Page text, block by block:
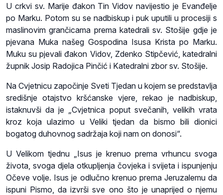
U crkvi sv. Marije đakon Tin Vidov navijestio je Evanđelje
po Marku. Potom su se nadbiskup i puk uputili u procesiji s
maslinovim grančicama prema katedrali sv. Stošije gdje je
pjevana Muka našeg Gospodina Isusa Krista po Marku.
Muku su pjevali đakon Vidov, Zdenko Stipčević, katedralni
župnik Josip Radojica Pinčić i Katedralni zbor sv. Stošije.
Na Cvjetnicu započinje Sveti Tjedan u kojem se predstavlja
središnje otajstvo kršćanske vjere, rekao je nadbiskup,
istaknuvši da je „Cvjetnica poput svečanih, velikih vrata
kroz koja ulazimo u Veliki tjedan da bismo bili dionici
bogatog duhovnog sadržaja koji nam on donosi“.
U Velikom tjednu „Isus je krenuo prema vrhuncu svoga
života, svoga djela otkupljenja čovjeka i svijeta i ispunjenju
Očeve volje. Isus je odlučno krenuo prema Jeruzalemu da
ispuni Pismo, da izvrši sve ono što je unaprijed o njemu